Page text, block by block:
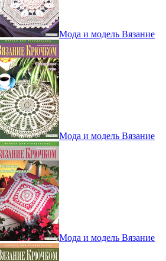
Мода и модель Вязание
Мода и модель Вязание
Мода и модель Вязание